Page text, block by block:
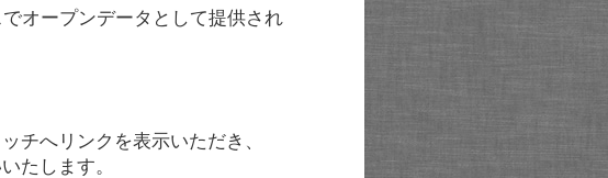
オープンデータとして提供され
チへリンクを表示いただき、
たします。